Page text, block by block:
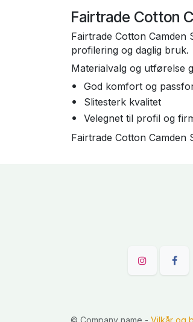
Fairtrade Cotton
Fairtrade Cotton
profilering og daglig bruk.
Materialvalg og utførelse
God komfort og
Slitesterk kvalitet
Velegnet til profil og
Fairtrade Cotton
© Company name - Vilkår og